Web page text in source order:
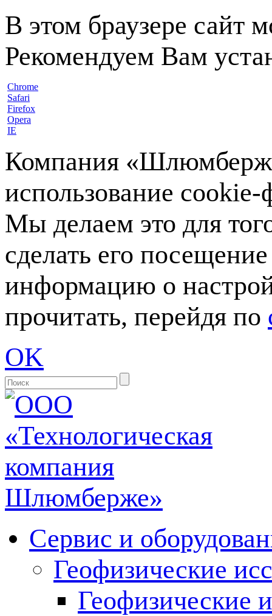
В этом браузере сайт
Рекомендуем Вам
Chrome
Safari
Firefox
Opera
IE
Компания
использование
Мы делаем это для
сделать его
информацию о
прочитать, перейдя по
OK
Сервис и
Геофизические
Геофизические